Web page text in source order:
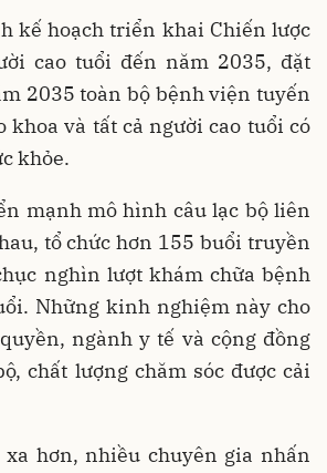
kế hoạch triển khai Chiến lược
cao tuổi đến năm 2035, đặt
2035 toàn bộ bệnh viện tuyến
khoa và tất cả người cao tuổi có
khỏe.
mạnh mô hình câu lạc bộ liên
tổ chức hơn 155 buổi truyền
nghìn lượt khám chữa bệnh
Những kinh nghiệm này cho
ngành y tế và cộng đồng
chất lượng chăm sóc được cải
hơn, nhiều chuyên gia nhấn